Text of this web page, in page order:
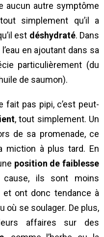
aucun autre symptôme
simplement qu’il a
est déshydraté. Dans
l’eau en ajoutant dans sa
particulièrement (du
de saumon).
fait pas pipi, c’est peut-
, tout simplement. Un
de sa promenade, ce
miction à plus tard. En
position de faiblesse
cause, ils sont moins
et ont donc tendance à
où se soulager. De plus,
affaires sur des